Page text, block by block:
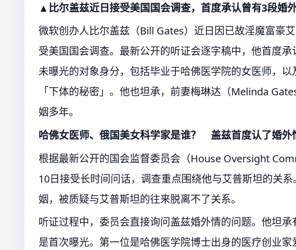
▲比尔盖兹近日接受美国国会调查，首度承认曾有3段婚外
微软创办人比尔盖兹（Bill Gates）近日因已故淫魔富豪
受美国国会调查。最新公开的听证会逐字稿中，他首度
未曝光的对象身分，包括毕业于哈佛医学院的女医师，
「下体的秘密」。他也坦承，前妻梅琳达（Melinda
姻多年。
哈佛女医师、俄国美女科学家是谁？ 盖兹首度认了婚外
根据最新公开的国会监督委员会（House Oversight
10日接受长时间问话，调查重点围绕他与艾普斯坦的关
姻，被质疑与艾普斯坦的往来脱离不了关系。
听证过程中，委员会直接询问盖兹婚外情的问题。他坦
是首次曝光。第一位是哈佛医学院博士出身的医疗创业